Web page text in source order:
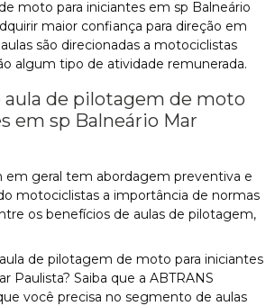
moto para iniciantes em sp Balneário
maior confiança para direção em
aulas são direcionadas a motociclistas
algum tipo de atividade remunerada.
aula de pilotagem de moto
em sp Balneário Mar
em geral tem abordagem preventiva e
motociclistas a importância de normas
os benefícios de aulas de pilotagem,
de pilotagem de moto para iniciantes
Paulista? Saiba que a ABTRANS
você precisa no segmento de aulas